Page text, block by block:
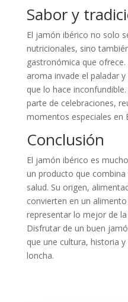
Sabor y
El jamón ibérico no solo
nutricionales, sino
gastronómica que
aroma invade el paladar
que lo hace
parte de celebraciones,
momentos especiales en
Conclusión
El jamón ibérico es
un producto que
salud. Su origen,
convierten en un
representar lo mejor de
Disfrutar de un buen
que une cultura, historia
loncha.